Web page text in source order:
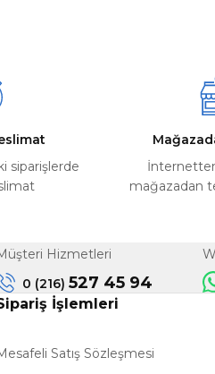
siparişlerde
mağazadan
Hizmetleri
0 (216) 527 45 94
İşlemleri
Satış Sözleşmesi